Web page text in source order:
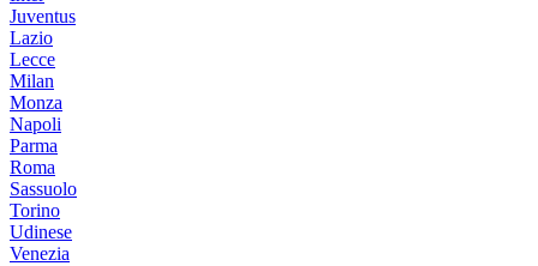
Juventus
Lazio
Lecce
Milan
Monza
Napoli
Parma
Roma
Sassuolo
Torino
Udinese
Venezia